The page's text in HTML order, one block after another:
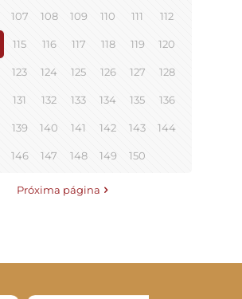
107 108 109 110 111 112
115 116 117 118 119 120
123 124 125 126 127 128
131 132 133 134 135 136
139 140 141 142 143 144
146 147 148 149 150
Próxima página